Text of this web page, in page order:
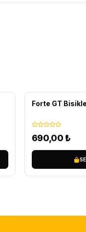
Forte GT
690,00 ₺